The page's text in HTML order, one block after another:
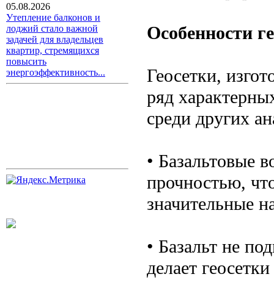
05.08.2026
Утепление балконов и
лоджий стало важной
задачей для владельцев
квартир, стремящихся
повысить
энергоэффективность...
Особенности
Геосетки,
ряд
среди других
• Базальтовые
прочностью,
значительные
• Базальт не
делает